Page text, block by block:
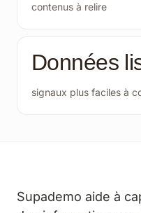
contenus à relire
Données
signaux plus faciles à
Supademo aide à